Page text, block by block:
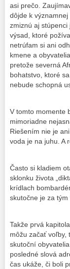
asi prečo.
dôjde k
zmiznú aj
výsad, ktoré
netrúfam si ani
kmene a
pretože severná
bohatstvo, ktoré
nebude schopná
V tomto momente
mimoriadne
Riešením nie je
voda je na juhu. A
Často si kladiem
sklonku života
krídlach
skutočne je za
Takže prvá
môžu začať voľby,
skutoční
posledné slová
čas ukáže, či boli